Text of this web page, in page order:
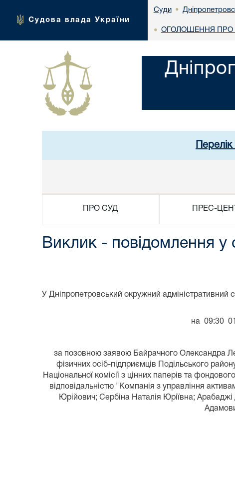
Судова влада України
Суди •
• ОГОЛОШЕННЯ ПРО
ПРО СУД ПРЕС-
Виклик - повідомлення
У Дніпропетровський окружний адміністративний
на 09:30
за позовною заявою Байрачного Олександра
фізичних осіб-підприємців Подільського
Національної комісії з цінних паперів та
відповідальністю "Компанія з управління
Юрійович; Сербіна Наталія Юріївна;